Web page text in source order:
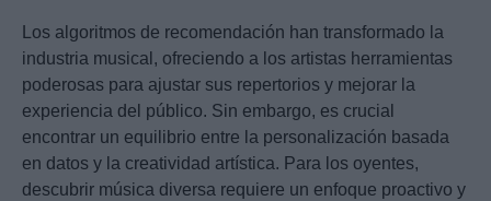
Los algoritmos de recomendación han transformado la
industria musical, ofreciendo a los artistas herramientas
poderosas para ajustar sus repertorios y mejorar la
experiencia del público. Sin embargo, es crucial
encontrar un equilibrio entre la personalización basada
en datos y la creatividad artística. Para los oyentes,
descubrir música diversa requiere un enfoque proactivo y